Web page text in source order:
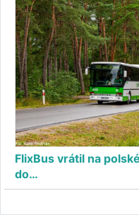
FlixBus vrátil na
do…